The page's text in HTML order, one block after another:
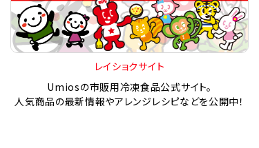
レイショクサイト
Umiosの市販用冷凍食品公式サイト。
人気商品の最新情報やアレンジレシピなどを公開中！